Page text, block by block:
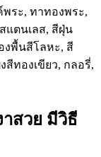
าสวย มีวิธี